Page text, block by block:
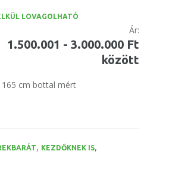
LOVAGOLHATÓ
Ár:
1.500.001 - 3.000.000 Ft
között
165 cm bottal mért
, KEZDŐKNEK IS,